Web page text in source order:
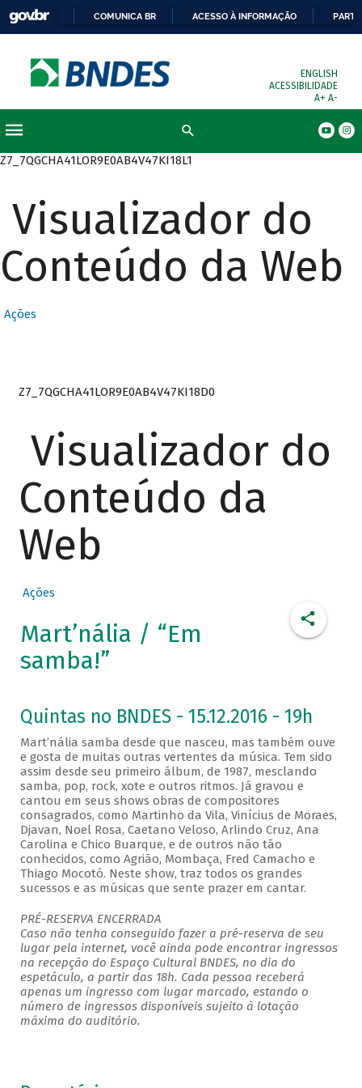
COMUNICA BR ACESSO À INFORMAÇÃO
ENGLISH
ACESSIBILIDADE
A+ A-
Z7_7QGCHA41LOR9E0AB4V47KI18L1
Visualizador do
Conteúdo da Web
Ações
Z7_7QGCHA41LOR9E0AB4V47KI18D0
Visualizador do
Conteúdo da
Web
Ações
Mart’nália / “Em
samba!”
Quintas no BNDES - 15.12.2016 - 19h
Mart’nália samba desde que nasceu, mas também ouve
e gosta de muitas outras vertentes da música. Tem sido
assim desde seu primeiro álbum, de 1987, mesclando
samba, pop, rock, xote e outros ritmos. Já gravou e
cantou em seus shows obras de compositores
consagrados, como Martinho da Vila, Vinícius de Moraes,
Djavan, Noel Rosa, Caetano Veloso, Arlindo Cruz, Ana
Carolina e Chico Buarque, e de outros não tão
conhecidos, como Agrião, Mombaça, Fred Camacho e
Thiago Mocotó. Neste show, traz todos os grandes
sucessos e as músicas que sente prazer em cantar.
PRÉ-RESERVA ENCERRADA
Caso não tenha conseguido fazer a pré-reserva de seu
lugar pela internet, você ainda pode encontrar ingressos
na recepção do Espaço Cultural BNDES, no dia do
espetáculo, a partir das 18h. Cada pessoa receberá
apenas um ingresso com lugar marcado, estando o
número de ingressos disponíveis sujeito à lotação
máxima do auditório.